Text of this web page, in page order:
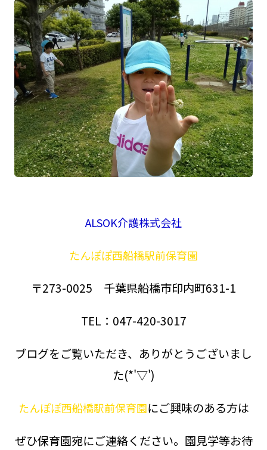
ALSOK介護株式会社
たんぽぽ西船橋駅前保育園
〒273-0025 千葉県船橋市印内町631-1
TEL：047-420-3017
ブログをご覧いただき、ありがとうございまし
た(*'▽')
たんぽぽ西船橋駅前保育園にご興味のある方は
ぜひ保育園宛にご連絡ください。園見学等お待